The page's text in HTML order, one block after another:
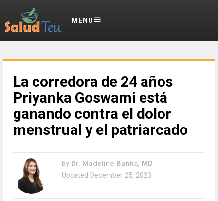
MENU
La corredora de 24 años
Priyanka Goswami está
ganando contra el dolor
menstrual y el patriarcado
by Dr. Madeline Banks, MD
Updated December 25, 2023